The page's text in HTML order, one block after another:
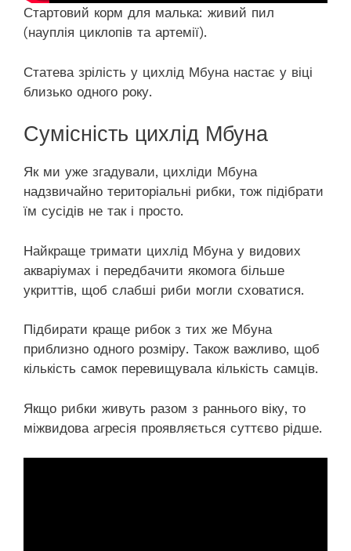
Стартовий корм для малька: живий пил
(науплія циклопів та артемії).
Статева зрілість у цихлід Мбуна настає у віці
близько одного року.
Сумісність цихлід Мбуна
Як ми уже згадували, цихліди Мбуна
надзвичайно територіальні рибки, тож підібрати
їм сусідів не так і просто.
Найкраще тримати цихлід Мбуна у видових
акваріумах і передбачити якомога більше
укриттів, щоб слабші риби могли сховатися.
Підбирати краще рибок з тих же Мбуна
приблизно одного розміру. Також важливо, щоб
кількість самок перевищувала кількість самців.
Якщо рибки живуть разом з раннього віку, то
міжвидова агресія проявляється суттєво рідше.